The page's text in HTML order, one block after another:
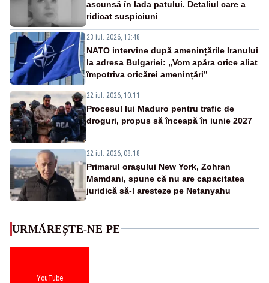
ascunsă în lada patului. Detaliul care a
ridicat suspiciuni
23 iul. 2026, 13:48
NATO intervine după amenințările Iranului
la adresa Bulgariei: „Vom apăra orice aliat
împotriva oricărei amenințări”
22 iul. 2026, 10:11
Procesul lui Maduro pentru trafic de
droguri, propus să înceapă în iunie 2027
22 iul. 2026, 08:18
Primarul oraşului New York, Zohran
Mamdani, spune că nu are capacitatea
juridică să-l aresteze pe Netanyahu
URMĂREȘTE-NE PE
YouTube